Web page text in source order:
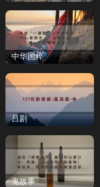
中华国粹
吕剧
鬼故事